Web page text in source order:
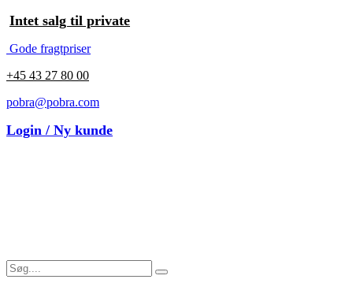
Intet salg til private
Gode fragtpriser
+45 43 27 80 00
pobra@pobra.com
Login / Ny kunde